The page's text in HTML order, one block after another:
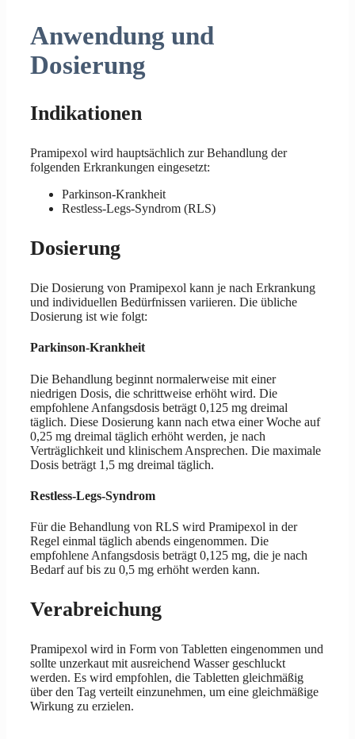
Anwendung und
Dosierung
Indikationen
Pramipexol wird hauptsächlich zur Behandlung der
folgenden Erkrankungen eingesetzt:
Parkinson-Krankheit
Restless-Legs-Syndrom (RLS)
Dosierung
Die Dosierung von Pramipexol kann je nach Erkrankung
und individuellen Bedürfnissen variieren. Die übliche
Dosierung ist wie folgt:
Parkinson-Krankheit
Die Behandlung beginnt normalerweise mit einer
niedrigen Dosis, die schrittweise erhöht wird. Die
empfohlene Anfangsdosis beträgt 0,125 mg dreimal
täglich. Diese Dosierung kann nach etwa einer Woche auf
0,25 mg dreimal täglich erhöht werden, je nach
Verträglichkeit und klinischem Ansprechen. Die maximale
Dosis beträgt 1,5 mg dreimal täglich.
Restless-Legs-Syndrom
Für die Behandlung von RLS wird Pramipexol in der
Regel einmal täglich abends eingenommen. Die
empfohlene Anfangsdosis beträgt 0,125 mg, die je nach
Bedarf auf bis zu 0,5 mg erhöht werden kann.
Verabreichung
Pramipexol wird in Form von Tabletten eingenommen und
sollte unzerkaut mit ausreichend Wasser geschluckt
werden. Es wird empfohlen, die Tabletten gleichmäßig
über den Tag verteilt einzunehmen, um eine gleichmäßige
Wirkung zu erzielen.